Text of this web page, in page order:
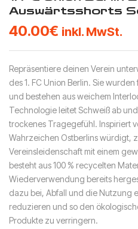
Auswärtsshorts
40.00€ inkl. MwSt.
Repräsentiere deinen Verein
des 1. FC Union Berlin. Sie
und bestehen aus weichem
Technologie leitet Schweiß ab
trockenes Tragegefühl. Inspiriert
Wahrzeichen Ostberlins würdigt,
Vereinsleidenschaft mit einem
besteht aus 100 % recycelten
Wiederverwendung bereits
dazu bei, Abfall und die Nutzung
reduzieren und so den
Produkte zu verringern.